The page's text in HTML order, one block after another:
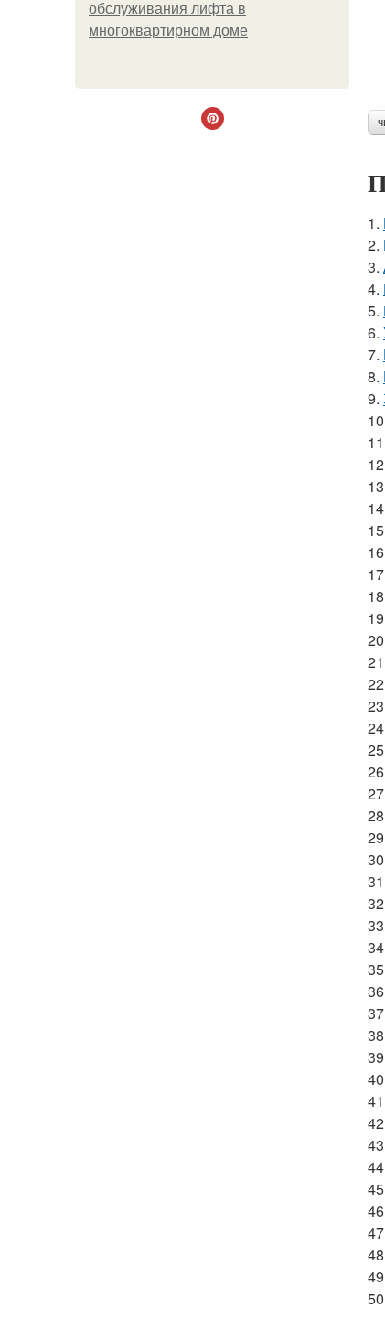
обслуживания лифта в
многоквартирном доме
1.
2.
3.
4.
5.
6.
7.
8.
9.